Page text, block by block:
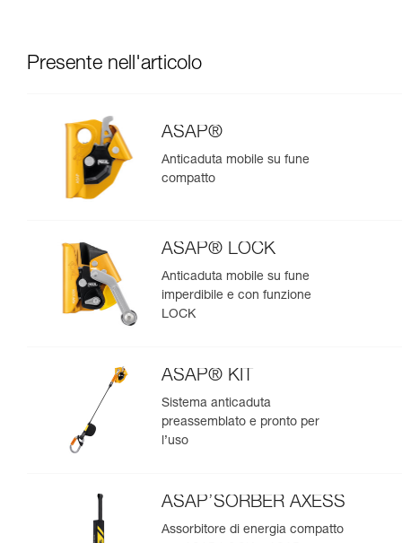
Presente nell'articolo
ASAP®
Anticaduta mobile su fune
compatto
ASAP® LOCK
Anticaduta mobile su fune
imperdibile e con funzione
LOCK
ASAP® KIT
Sistema anticaduta
preassemblato e pronto per
l’uso
ASAP’SORBER AXESS
Assorbitore di energia compatto